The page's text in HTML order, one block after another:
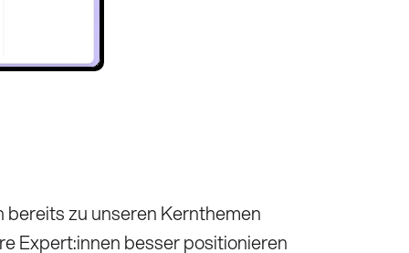
bereits zu unseren Kernthemen
Expert:innen besser positionieren